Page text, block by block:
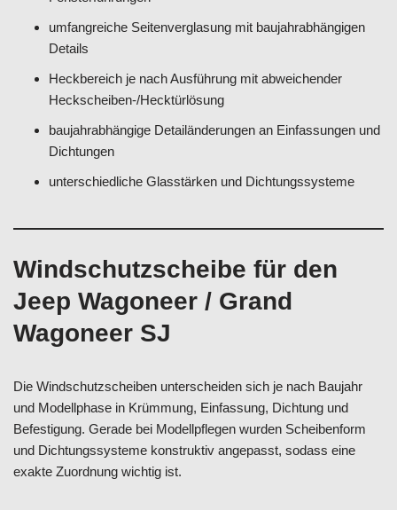
umfangreiche Seitenverglasung mit baujahrabhängigen
Details
Heckbereich je nach Ausführung mit abweichender
Heckscheiben-/Hecktürlösung
baujahrabhängige Detailänderungen an Einfassungen und
Dichtungen
unterschiedliche Glasstärken und Dichtungssysteme
Windschutzscheibe für den
Jeep Wagoneer / Grand
Wagoneer SJ
Die Windschutzscheiben unterscheiden sich je nach Baujahr
und Modellphase in Krümmung, Einfassung, Dichtung und
Befestigung. Gerade bei Modellpflegen wurden Scheibenform
und Dichtungssysteme konstruktiv angepasst, sodass eine
exakte Zuordnung wichtig ist.